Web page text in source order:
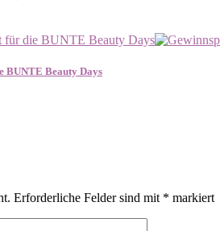
für die BUNTE Beauty Days
BUNTE Beauty Days
Erforderliche Felder sind mit * markiert